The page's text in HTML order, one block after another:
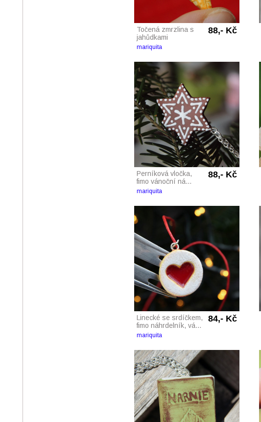
Točená zmrzlina s
jahůdkami
88,- Kč
mariquita
Perníková vločka,
fimo vánoční ná...
88,- Kč
mariquita
Linecké se srdíčkem,
fimo náhrdelník, vá...
84,- Kč
mariquita